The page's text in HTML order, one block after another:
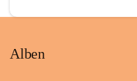
Alben